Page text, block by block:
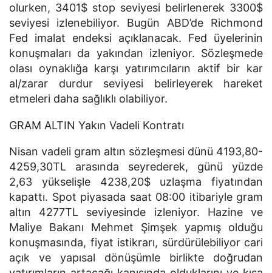
olurken, 3401$ stop seviyesi belirlenerek 3300$
seviyesi izlenebiliyor. Bugün ABD’de Richmond
Fed imalat endeksi açıklanacak. Fed üyelerinin
konuşmaları da yakından izleniyor. Sözleşmede
olası oynaklığa karşı yatırımcıların aktif bir kar
al/zarar durdur seviyesi belirleyerek hareket
etmeleri daha sağlıklı olabiliyor.
GRAM ALTIN Yakın Vadeli Kontratı
Nisan vadeli gram altın sözleşmesi dünü 4193,80-
4259,30TL arasında seyrederek, günü yüzde
2,63 yükselişle 4238,20$ uzlaşma fiyatından
kapattı. Spot piyasada saat 08:00 itibariyle gram
altın 4277TL seviyesinde izleniyor. Hazine ve
Maliye Bakanı Mehmet Şimşek yapmış olduğu
konuşmasında, fiyat istikrarı, sürdürülebiliyor cari
açık ve yapısal dönüşümle birlikte doğrudan